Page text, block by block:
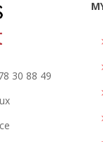
30 88 49